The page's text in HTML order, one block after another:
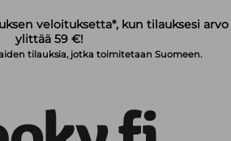
veloituksetta*, kun tilauksesi arvo
ylittää 59 €!
tilauksia, jotka toimitetaan Suomeen.